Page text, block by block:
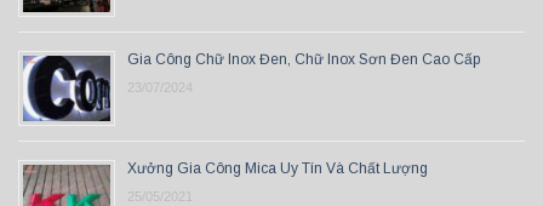
Gia Công Chữ Inox Đen, Chữ Inox Sơn Đen Cao Cấp
23/07/2024
Xưởng Gia Công Mica Uy Tín Và Chất Lượng
25/05/2021